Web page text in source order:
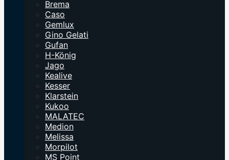
Brema
Caso
Gemlux
Gino Gelati
Gufan
H-König
Jago
Kealive
Kesser
Klarstein
Kukoo
MALATEC
Medion
Melissa
Morpilot
MS Point